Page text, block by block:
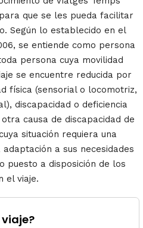
que se les pueda facilitar
Según lo establecido en el
se entiende como persona
persona cuya movilidad
se encuentre reducida por
física (sensorial o locomotriz,
discapacidad o deficiencia
causa de discapacidad de
situación requiera una
a sus necesidades
puesto a disposición de los
el viaje.